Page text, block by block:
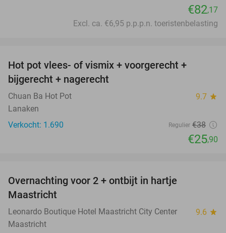
€82,17
Excl. ca. €6,95 p.p.p.n. toeristenbelasting
Hot pot vlees- of vismix + voorgerecht +
bijgerecht + nagerecht
Chuan Ba Hot Pot 9.7 star
Lanaken
Verkocht: 1.690
Regulier €38
€25,90
Overnachting voor 2 + ontbijt in hartje
Maastricht
Leonardo Boutique Hotel Maastricht City Center 9.6 star
Maastricht